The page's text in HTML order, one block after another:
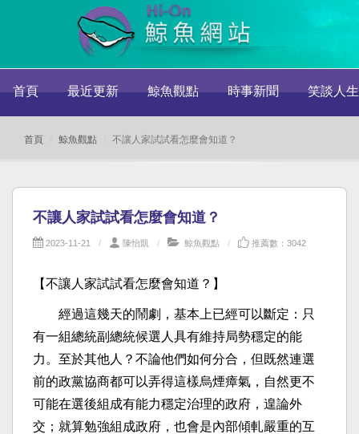
首頁 最近更新 鯨魚觀點 時事新聞 笑談人生
首頁 鯨魚觀點 不讓人家試試看怎麼會知道？
不讓人家試試看怎麼會知道？
2023-11-21 陳怡凱 鯨魚觀點 推薦數：3042
【不讓人家試試看怎麼會知道？】
經過這幾天的鬧劇，基本上已經可以斷定：只
有一組總統副總統候選人具有維持局勢穩定的能
力。至於其他人？不論他們如何分合，但既然連選
前的政黨協商都可以弄得這樣烏煙瘴氣，自然更不
可能在選後組成有能力穩定治理的政府，遑論外
交；就算勉強組成政府，也會是內部傾軋嚴重的互